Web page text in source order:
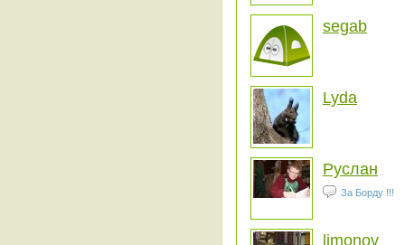
segab
Lyda
Руслан
За Борду !!!
limonov